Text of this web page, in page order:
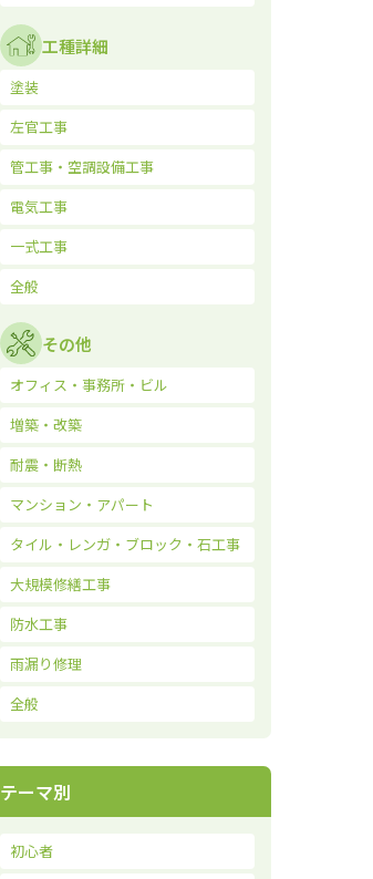
工種詳細
塗装
左官工事
管工事・空調設備工事
電気工事
一式工事
全般
その他
オフィス・事務所・ビル
増築・改築
耐震・断熱
マンション・アパート
タイル・レンガ・ブロック・石工事
大規模修繕工事
防水工事
雨漏り修理
全般
テーマ別
初心者